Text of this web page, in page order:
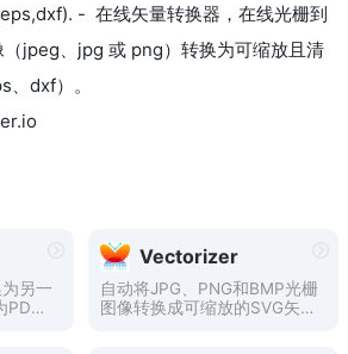
- 在线矢量转换器，在线光栅到
（jpeg、jpg 或 png）转换为可缩放且清
dxf）。
另一
PD
Vectorizer
自动将JPG、PNG和BMP光栅
图像转换成可缩放的SVG矢量